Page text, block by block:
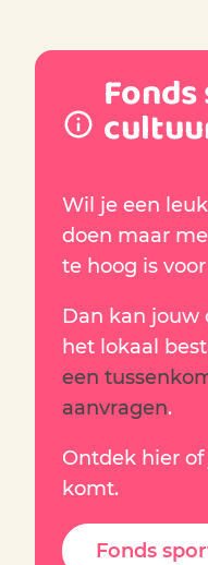
Wil je een
doen maar
te hoog is
Dan kan jouw
het lokaal
een
aanvragen.
Ontdek hier
komt.
Fonds